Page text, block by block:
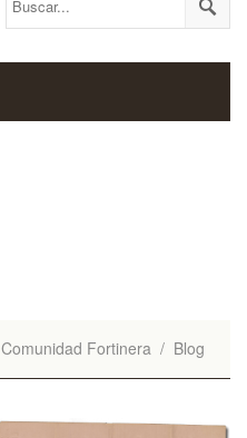
Comunidad Fortinera / Blog